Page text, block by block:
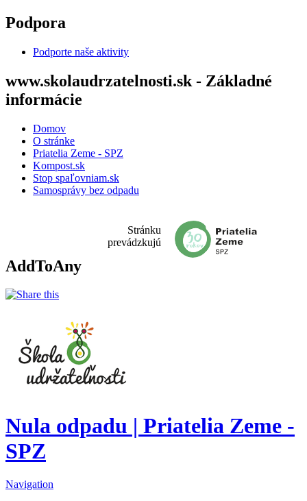
Skočiť na hlavný obsah
Podpora
Podporte naše aktivity
www.skolaudrzatelnosti.sk - Základné
informácie
Domov
O stránke
Priatelia Zeme - SPZ
Kompost.sk
Stop spaľovniam.sk
Samosprávy bez odpadu
Stránku
prevádzkujú
AddToAny
Nula odpadu | Priatelia Zeme -
SPZ
Navigation